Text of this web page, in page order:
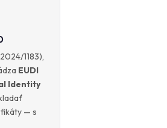
1183),
EUDI
Identity
— s